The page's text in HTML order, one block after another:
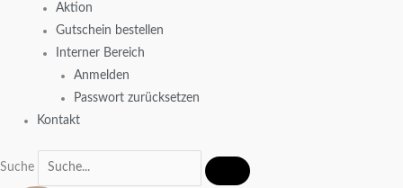
Aktion
Gutschein bestellen
Interner Bereich
Anmelden
Passwort zurücksetzen
Kontakt
Suche